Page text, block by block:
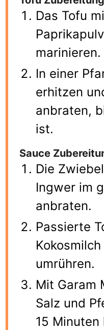
Das Tofu
marinieren.
In einer
erhitzen
anbraten,
ist.
Sauce
Die
Ingwer im
anbraten.
Passierte
umrühren.
Mit Garam
Salz und
15 Minuten